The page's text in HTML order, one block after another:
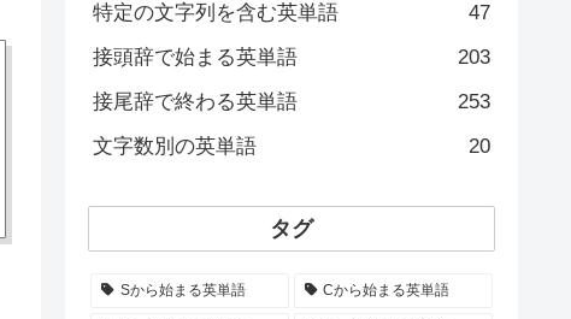
特定の文字列を含む英単語
47
接頭辞で始まる英単語
203
接尾辞で終わる英単語
253
文字数別の英単語
20
タグ
Sから始まる英単語 Cから始まる英単語